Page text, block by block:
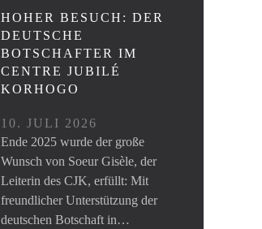
HOHER BESUCH: DER
DEUTSCHE
BOTSCHAFTER IM
CENTRE JUBILÉ
KORHOGO
10. JULI 2026
Ende 2025 wurde der große
Wunsch von Soeur Gisèle, der
Leiterin des CJK, erfüllt: Mit
freundlicher Unterstützung der
deutschen Botschaft in…